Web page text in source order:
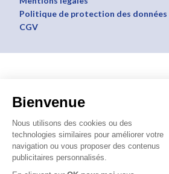
Bienvenue
Nous utilisons des cookies ou des
technologies similaires pour améliorer votre
navigation ou vous proposer des contenus
publicitaires personnalisés.
Politique de protection des données
CGV